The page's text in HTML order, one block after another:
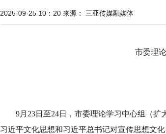
2025-09-25 10：20 来源： 三亚传媒融媒体
市委理
9月23日至24日，市委理论学习中心组（
习近平文化思想和习近平总书记对宣传思想文